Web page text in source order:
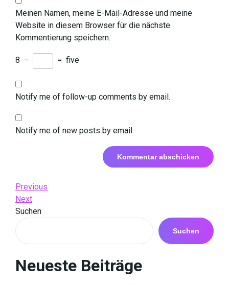
Meinen Namen, meine E-Mail-Adresse und meine
Website in diesem Browser für die nächste
Kommentierung speichern.
8 − = five
Notify me of follow-up comments by email.
Notify me of new posts by email.
Beitrags-
Navigation
Previous
Post
Previous
Next
Post
Next
Suchen
Suchen
Neueste Beiträge